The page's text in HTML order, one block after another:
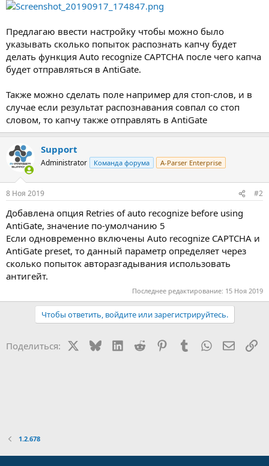
Предлагаю ввести настройку чтобы можно было
указывать сколько попыток распознать капчу будет
делать функция Auto recognize CAPTCHA после чего капча
будет отправляться в AntiGate.
Также можно сделать поле например для стоп-слов, и в
случае если результат распознавания совпал со стоп
словом, то капчу также отправлять в AntiGate
Support
Administrator Команда форума A-Parser Enterprise
8 Ноя 2019 #2
Добавлена опция Retries of auto recognize before using
AntiGate, значение по-умолчанию 5
Если одновременно включены Auto recognize CAPTCHA и
AntiGate preset, то данный параметр определяет через
сколько попыток авторазгадывания использовать
антигейт.
Последнее редактирование: 15 Ноя 2019
Чтобы ответить, войдите или зарегистрируйтесь.
Поделиться: BlueskyLinkedIn
Reddit PinterestTumblr WhatsApp
1.2.678